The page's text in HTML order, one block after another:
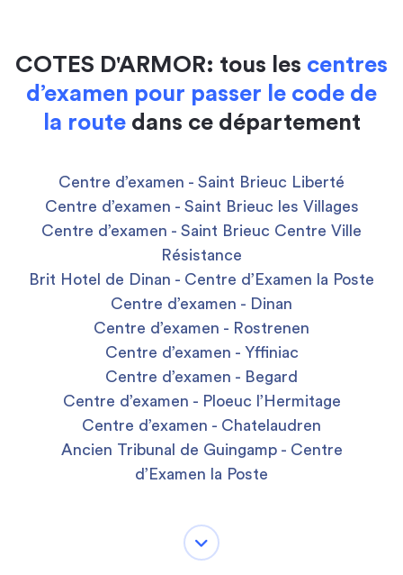
COTES D'ARMOR: tous les centres
d’examen pour passer le code de
la routedans ce département
Centre d’examen - Saint Brieuc Liberté
Centre d’examen - Saint Brieuc les Villages
Centre d’examen - Saint Brieuc Centre Ville
Résistance
Brit Hotel de Dinan - Centre d’Examen la Poste
Centre d’examen - Dinan
Centre d’examen - Rostrenen
Centre d’examen - Yffiniac
Centre d’examen - Begard
Centre d’examen - Ploeuc l’Hermitage
Centre d’examen - Chatelaudren
Ancien Tribunal de Guingamp - Centre
d’Examen la Poste